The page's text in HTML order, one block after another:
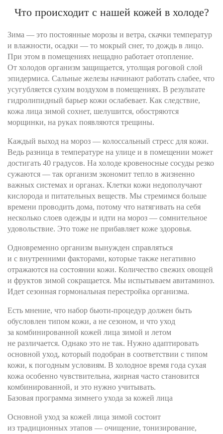
Что происходит с нашей кожей в холоде?
Зима — это постоянные морозы и ветра, скачки температур
и влажности, осадки — то мокрый снег, то дождь в лицо.
При этом в помещениях нещадно работает отопление.
От холодов организм защищается, утолщая роговой слой
эпидермиса. Сальные железы начинают работать слабее, что
усугубляется сухим воздухом в помещениях. В результате
гидролипидный барьер кожи ослабевает. Как следствие,
кожа лица зимой сохнет, шелушится, обостряются
морщинки, на руках появляются трещины.
Каждый выход на мороз — колоссальный стресс для кожи.
Ведь разница в температуре на улице и в помещении может
достигать 40 градусов. На холоде кровеносные сосуды резко
сужаются — так организм экономит тепло в жизненно
важных системах и органах. Клетки кожи недополучают
кислорода и питательных веществ. Мы стремимся больше
времени проводить дома, потому что натягивать на себя
несколько слоев одежды и идти на мороз — сомнительное
удовольствие. Это тоже не прибавляет коже здоровья.
Одновременно организм вынужден справляться
и с внутренними факторами, которые также негативно
отражаются на состоянии кожи. Количество свежих овощей
и фруктов зимой сокращается. Мы испытываем авитаминоз.
Идет сезонная гормональная перестройка организма.
Есть мнение, что набор бьюти-процедур должен быть
обусловлен типом кожи, а не сезоном, и что уход
за комбинированной кожей лица зимой и летом
не различается. Однако это не так. Нужно адаптировать
основной уход, который подобран в соответствии с типом
кожи, к погодным условиям. В холодное время года сухая
кожа особенно чувствительна, жирная часто становится
комбинированной, и это нужно учитывать.
Базовая программа зимнего ухода за кожей лица
Основной уход за кожей лица зимой состоит
из традиционных этапов — очищение, тонизирование,